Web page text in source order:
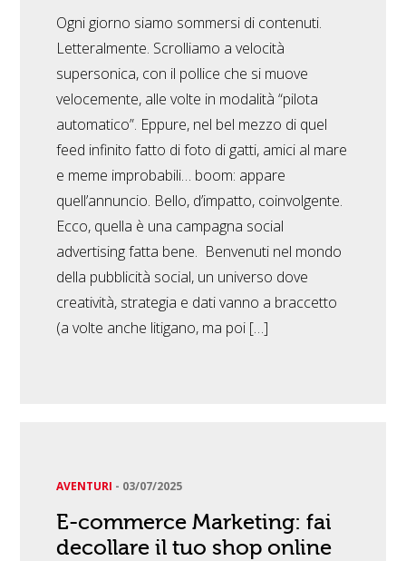
Ogni giorno siamo sommersi di contenuti.
Letteralmente. Scrolliamo a velocità
supersonica, con il pollice che si muove
velocemente, alle volte in modalità “pilota
automatico”. Eppure, nel bel mezzo di quel
feed infinito fatto di foto di gatti, amici al mare
e meme improbabili… boom: appare
quell’annuncio. Bello, d’impatto, coinvolgente.
Ecco, quella è una campagna social
advertising fatta bene. Benvenuti nel mondo
della pubblicità social, un universo dove
creatività, strategia e dati vanno a braccetto
(a volte anche litigano, ma poi […]
AVENTURI - 03/07/2025
E-commerce Marketing: fai
decollare il tuo shop online